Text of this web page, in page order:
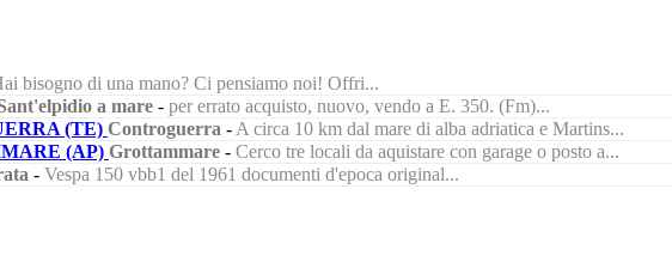
bisogno di una mano? Ci pensiamo noi! Offri...
a mare - per errato acquisto, nuovo, vendo a E. 350. (Fm)...
(TE) Controguerra - A circa 10 km dal mare di alba adriatica e Martins...
(AP) Grottammare - Cerco tre locali da aquistare con garage o posto a...
- Vespa 150 vbb1 del 1961 documenti d'epoca original...